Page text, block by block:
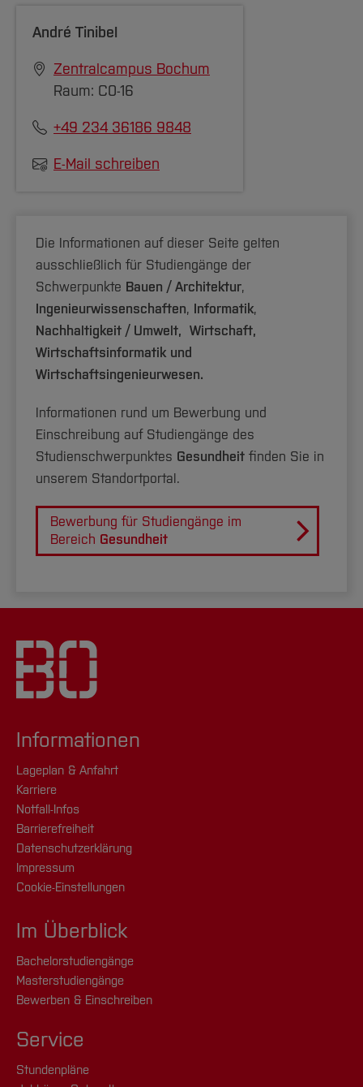
André Tinibel
Zentralcampus Bochum
Raum: C0-16
+49 234 36186 9848
E-Mail schreiben
Die Informationen auf dieser Seite gelten
ausschließlich für Studiengänge der
Schwerpunkte Bauen / Architektur,
Ingenieurwissenschaften, Informatik,
Nachhaltigkeit / Umwelt, Wirtschaft,
Wirtschaftsinformatik und
Wirtschaftsingenieurwesen.
Informationen rund um Bewerbung und
Einschreibung auf Studiengänge des
Studienschwerpunktes Gesundheit finden Sie in
unserem Standortportal.
Bewerbung für Studiengänge im
Bereich Gesundheit
Informationen
Lageplan & Anfahrt
Karriere
Notfall-Infos
Barrierefreiheit
Datenschutzerklärung
Impressum
Cookie-Einstellungen
Im Überblick
Bachelorstudiengänge
Masterstudiengänge
Bewerben & Einschreiben
Service
Stundenpläne